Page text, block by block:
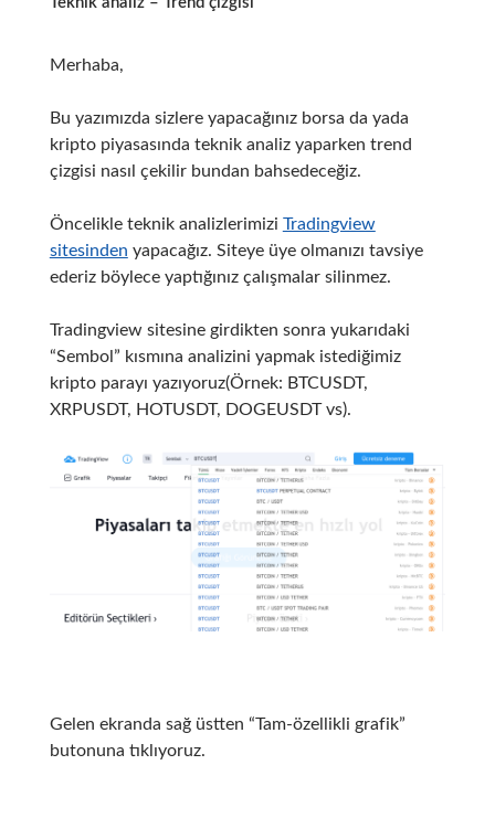
Merhaba,
Bu yazımızda sizlere yapacağınız borsa da yada
kripto piyasasında teknik analiz yaparken trend
çizgisi nasıl çekilir bundan bahsedeceğiz.
Öncelikle teknik analizlerimizi Tradingview
sitesinden yapacağız. Siteye üye olmanızı tavsiye
ederiz böylece yaptığınız çalışmalar silinmez.
Tradingview sitesine girdikten sonra yukarıdaki
“Sembol” kısmına analizini yapmak istediğimiz
kripto parayı yazıyoruz(Örnek: BTCUSDT,
XRPUSDT, HOTUSDT, DOGEUSDT vs).
Gelen ekranda sağ üstten “Tam-özellikli grafik”
butonuna tıklıyoruz.